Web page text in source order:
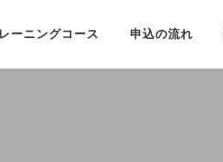
ーニングコース 申込の流れ